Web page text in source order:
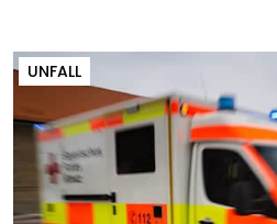
UNFALL